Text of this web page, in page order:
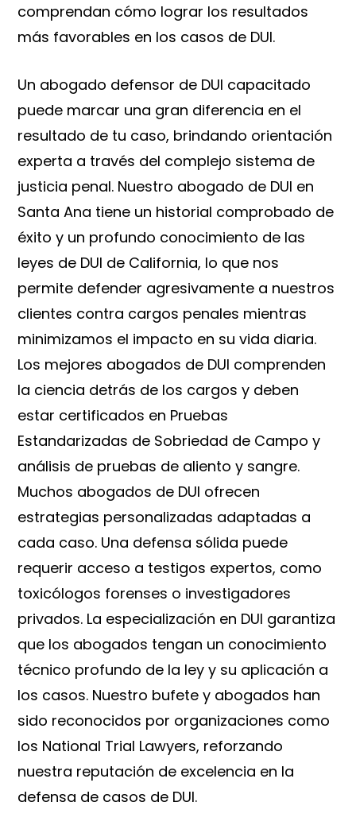
comprendan cómo lograr los resultados
más favorables en los casos de DUI.
Un abogado defensor de DUI capacitado
puede marcar una gran diferencia en el
resultado de tu caso, brindando orientación
experta a través del complejo sistema de
justicia penal. Nuestro abogado de DUI en
Santa Ana tiene un historial comprobado de
éxito y un profundo conocimiento de las
leyes de DUI de California, lo que nos
permite defender agresivamente a nuestros
clientes contra cargos penales mientras
minimizamos el impacto en su vida diaria.
Los mejores abogados de DUI comprenden
la ciencia detrás de los cargos y deben
estar certificados en Pruebas
Estandarizadas de Sobriedad de Campo y
análisis de pruebas de aliento y sangre.
Muchos abogados de DUI ofrecen
estrategias personalizadas adaptadas a
cada caso. Una defensa sólida puede
requerir acceso a testigos expertos, como
toxicólogos forenses o investigadores
privados. La especialización en DUI garantiza
que los abogados tengan un conocimiento
técnico profundo de la ley y su aplicación a
los casos. Nuestro bufete y abogados han
sido reconocidos por organizaciones como
los National Trial Lawyers, reforzando
nuestra reputación de excelencia en la
defensa de casos de DUI.